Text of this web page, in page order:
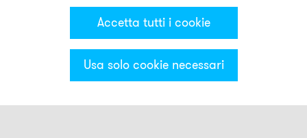
Categorie & Filter
Accetta tutti i cookie
Usa solo cookie necessari